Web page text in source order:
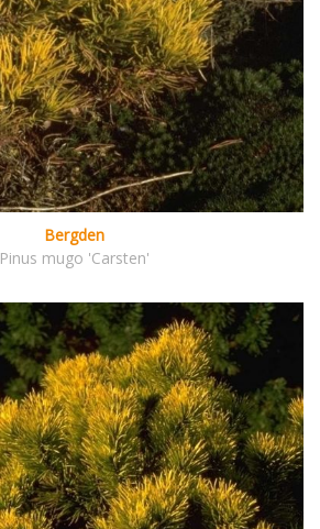
Bergden
Pinus mugo 'Carsten'